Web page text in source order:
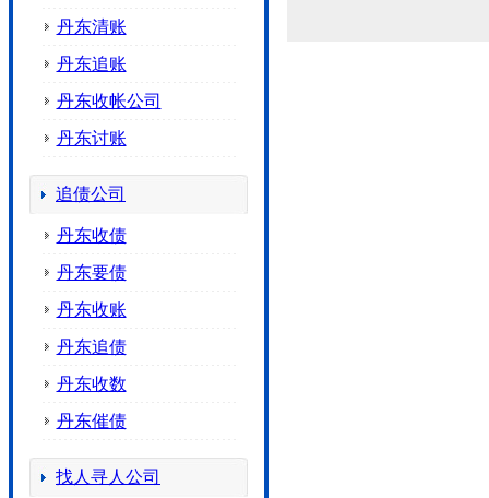
丹东清账
丹东追账
丹东收帐公司
丹东讨账
追债公司
丹东收债
丹东要债
丹东收账
丹东追债
丹东收数
丹东催债
找人寻人公司